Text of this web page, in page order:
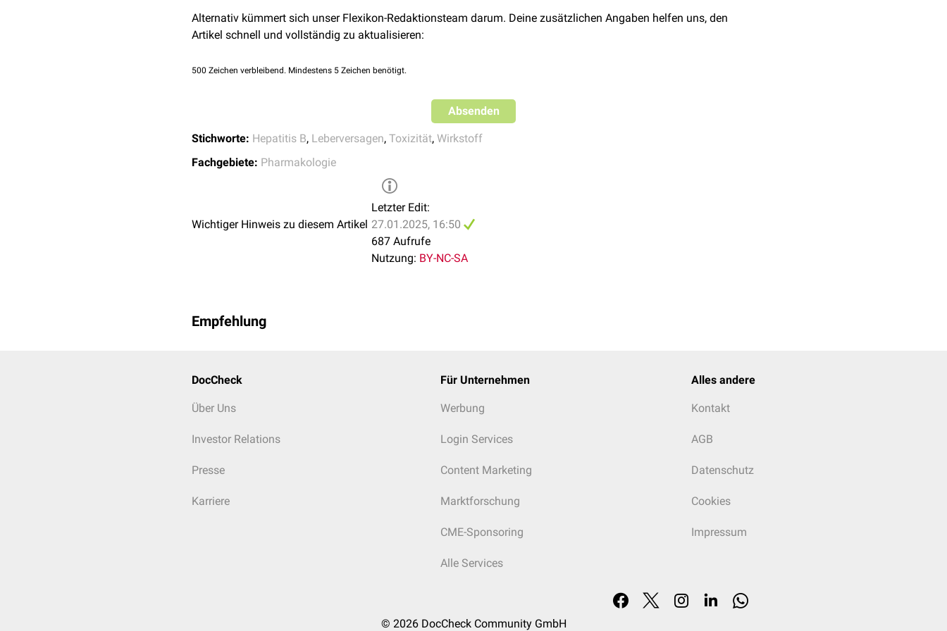
Auseinandersetzungen kam es zu keiner strafrechtlichen Verurteilung einer verantwortlichen Person.
Fialuridin wird heutzutage oft als Beispiel dafür verwendet, dass Tierversuche nicht ohne Weiteres auf Menschen
toxisch für Menschen sind und andersherum.
Alternativ kümmert sich unser Flexikon-Redaktionsteam darum. Deine zusätzlichen Angaben helfen uns, den
Artikel schnell und vollständig zu aktualisieren:
500 Zeichen verbleibend. Mindestens 5 Zeichen benötigt.
Absenden
Stichworte: Hepatitis B, Leberversagen, Toxizität, Wirkstoff
Fachgebiete: Pharmakologie
Wichtiger Hinweis zu diesem Artikel
Letzter Edit:
27.01.2025, 16:50
687 Aufrufe
Nutzung: BY-NC-SA
Empfehlung
DocCheck
Über Uns
Investor Relations
Presse
Karriere
Für Unternehmen
Werbung
Login Services
Content Marketing
Marktforschung
CME-Sponsoring
Alle Services
Alles andere
Kontakt
AGB
Datenschutz
Cookies
Impressum
© 2026 DocCheck Community GmbH